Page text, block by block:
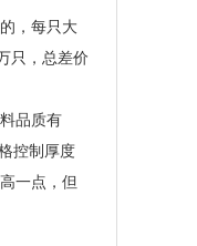
，每只大
只，总差价
品质有
控制厚度
一点，但